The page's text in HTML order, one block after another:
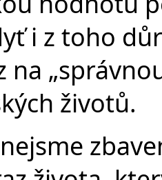
i z toho
na
životů.